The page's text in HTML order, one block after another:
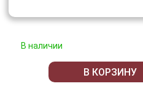
В наличии
В КОРЗИНУ